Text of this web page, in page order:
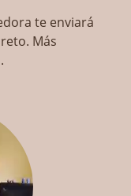
te enviará
Más
.